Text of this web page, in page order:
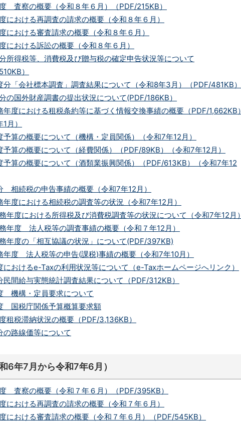
査察の概要（令和８年６月）（PDF/215KB）
における再調査の請求の概要（令和８年６月）
における審査請求の概要（令和８年６月）
における訴訟の概要（令和８年６月）
所得税等、消費税及び贈与税の確定申告状況等について
）
分「会社標本調査」調査結果について（令和8年3月）（PDF/481KB）
の国外財産調書の提出状況について(PDF/186KB）
年度における租税条約等に基づく情報交換事績の概要（PDF/1,662KB）
月）
予算の概要について（機構・定員関係）（令和7年12月）
予算の概要について（経費関係）（PDF/89KB）（令和7年12月）
予算の概要について（酒類業振興関係）（PDF/613KB）（令和7年12
相続税の申告事績の概要（令和7年12月）
年度における相続税の調査等の状況（令和7年12月）
年度における所得税及び消費税調査等の状況について（令和7年12月）
年度 法人税等の調査事績の概要（令和７年12月）
年度の「相互協議の状況」について(PDF/397KB)
年度 法人税等の申告(課税)事績の概要（令和7年10月）
におけるe-Taxの利用状況等について（e-Taxホームページへリンク）
民間給与実態統計調査結果について（PDF/312KB）
機構・定員要求について
国税庁関係予算概算要求額
租税滞納状況の概要（PDF/3,136KB）
の路線価等について
6年7月から令和7年6月）
査察の概要（令和７年６月）（PDF/395KB）
における再調査の請求の概要（令和７年６月）
における審査請求の概要（令和７年６月）（PDF/545KB）